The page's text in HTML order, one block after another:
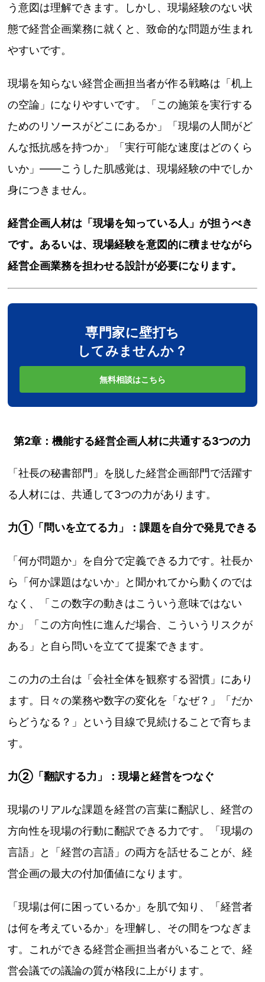
う意図は理解できます。しかし、現場経験のない状
態で経営企画業務に就くと、致命的な問題が生まれ
やすいです。
現場を知らない経営企画担当者が作る戦略は「机上
の空論」になりやすいです。「この施策を実行する
ためのリソースがどこにあるか」「現場の人間がど
んな抵抗感を持つか」「実行可能な速度はどのくら
いか」——こうした肌感覚は、現場経験の中でしか
身につきません。
経営企画人材は「現場を知っている人」が担うべき
です。あるいは、現場経験を意図的に積ませながら
経営企画業務を担わせる設計が必要になります。
専門家に壁打ち
してみませんか？
無料相談はこちら
第2章：機能する経営企画人材に共通する3つの力
「社長の秘書部門」を脱した経営企画部門で活躍す
る人材には、共通して3つの力があります。
力①「問いを立てる力」：課題を自分で発見できる
「何が問題か」を自分で定義できる力です。社長か
ら「何か課題はないか」と聞かれてから動くのでは
なく、「この数字の動きはこういう意味ではない
か」「この方向性に進んだ場合、こういうリスクが
ある」と自ら問いを立てて提案できます。
この力の土台は「会社全体を観察する習慣」にあり
ます。日々の業務や数字の変化を「なぜ？」「だか
らどうなる？」という目線で見続けることで育ちま
す。
力②「翻訳する力」：現場と経営をつなぐ
現場のリアルな課題を経営の言葉に翻訳し、経営の
方向性を現場の行動に翻訳できる力です。「現場の
言語」と「経営の言語」の両方を話せることが、経
営企画の最大の付加価値になります。
「現場は何に困っているか」を肌で知り、「経営者
は何を考えているか」を理解し、その間をつなぎま
す。これができる経営企画担当者がいることで、経
営会議での議論の質が格段に上がります。